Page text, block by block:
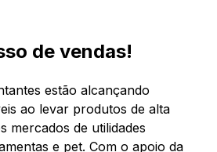
de vendas!
estão alcançando
ao levar produtos de alta
mercados de utilidades
e pet. Com o apoio da